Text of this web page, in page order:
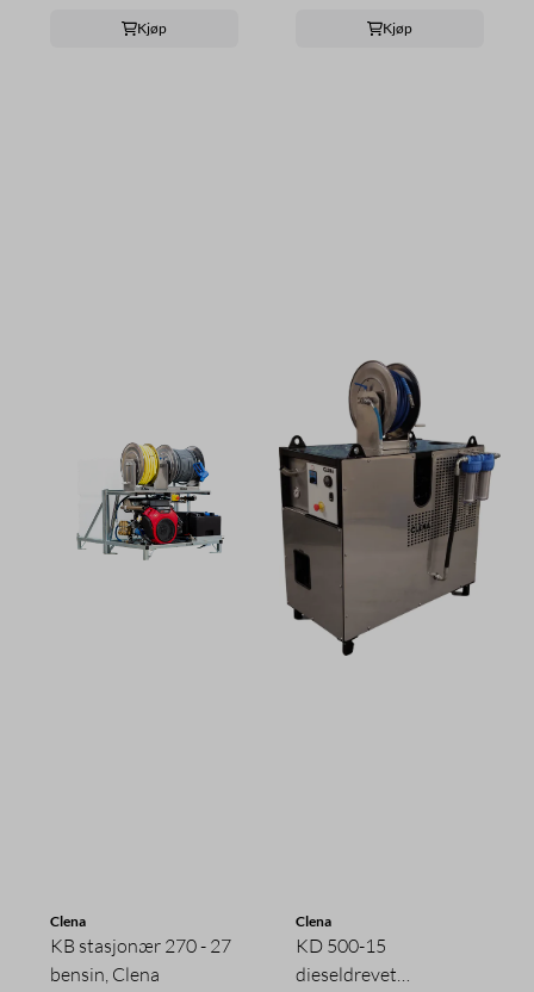
Kjøp Kjøp
Clena
KB stasjonær 270 - 27
bensin, Clena
Clena
KD 500-15
dieseldrevet